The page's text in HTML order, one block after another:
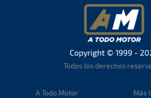
Copyright © 1999 -
Todos los derechos
A Todo Motor Más